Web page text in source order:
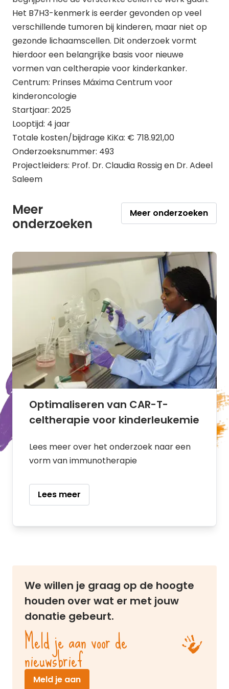
Het B7H3-kenmerk is eerder gevonden op veel
verschillende tumoren bij kinderen, maar niet op
gezonde lichaamscellen. Dit onderzoek vormt
hierdoor een belangrijke basis voor nieuwe
vormen van celtherapie voor kinderkanker.
Centrum: Prinses Máxima Centrum voor
kinderoncologie
Startjaar: 2025
Looptijd: 4 jaar
Totale kosten/bijdrage KiKa: € 718.921,00
Onderzoeksnummer: 493
Projectleiders: Prof. Dr. Claudia Rossig en Dr. Adeel
Saleem
Meer
onderzoeken
Meer onderzoeken
Optimaliseren van CAR-T-
celtherapie voor kinderleukemie
Lees meer over het onderzoek naar een
vorm van immunotherapie
Lees meer
We willen je graag op de hoogte
houden over wat er met jouw
donatie gebeurt.
Meld je aan voor de
nieuwsbrief
Meld je aan(opent in nieuw venster)